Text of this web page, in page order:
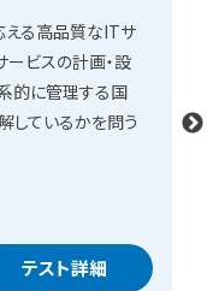
える高品質なITサ
ービスの計画・設
的に管理する国
しているかを問う
テスト詳細